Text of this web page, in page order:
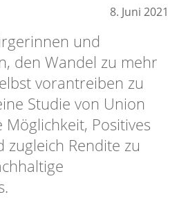
8. Juni 2021
und
den Wandel zu mehr
vorantreiben zu
Studie von Union
Möglichkeit, Positives
zugleich Rendite zu